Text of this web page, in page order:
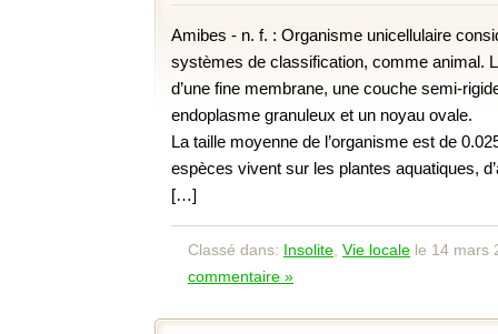
Amibes - n. f. : Organisme unicellulaire
systèmes de classification, comme animal.
d’une fine membrane, une couche semi-
endoplasme granuleux et un noyau ovale.
La taille moyenne de l’organisme est de
espèces vivent sur les plantes aquatiques,
[…]
Classé dans: Insolite, Vie locale le 14 mars
commentaire »